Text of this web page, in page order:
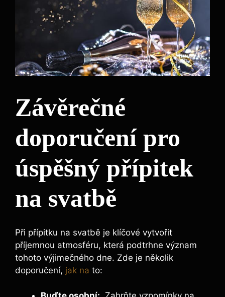
Závěrečné
doporučení pro
úspěšný přípitek
na svatbě
Při přípitku na svatbě je ‍klíčové vytvořit
příjemnou atmosféru, která podtrhne ⁣význam
tohoto výjimečného ‌dne.‍ Zde je několik
⁤doporučení, ⁢ jak na to: